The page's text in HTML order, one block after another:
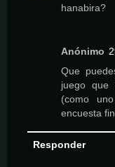
hanabira?
Anónimo
Que
juego que
(como
encuesta
Responder